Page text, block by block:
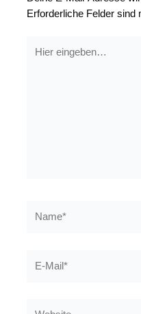
Erforderliche Felder sind
eingeben…
Mail*